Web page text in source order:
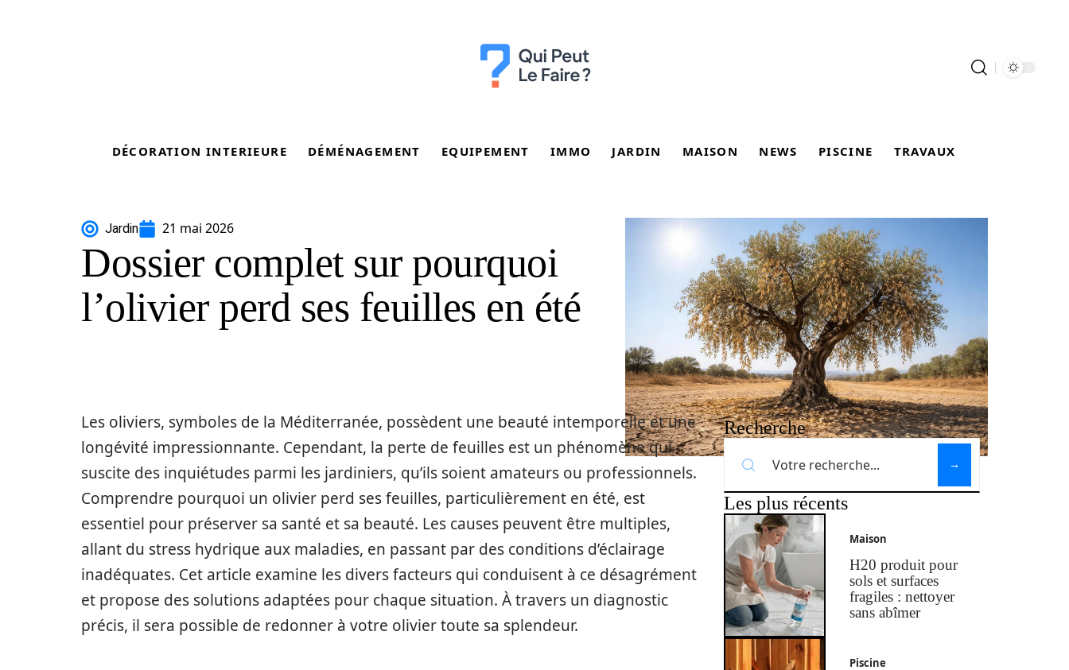
DÉCORATION INTERIEURE DÉMÉNAGEMENT EQUIPEMENT IMMO JARDIN MAISON NEWS PISCINE TRAVAUX
Jardin 21 mai 2026
Dossier complet sur pourquoi
l’olivier perd ses feuilles en été
Les oliviers, symboles de la Méditerranée, possèdent une beauté intemporelle et une
longévité impressionnante. Cependant, la perte de feuilles est un phénomène qui
suscite des inquiétudes parmi les jardiniers, qu’ils soient amateurs ou professionnels.
Comprendre pourquoi un olivier perd ses feuilles, particulièrement en été, est
essentiel pour préserver sa santé et sa beauté. Les causes peuvent être multiples,
allant du stress hydrique aux maladies, en passant par des conditions d’éclairage
inadéquates. Cet article examine les divers facteurs qui conduisent à ce désagrément
et propose des solutions adaptées pour chaque situation. À travers un diagnostic
précis, il sera possible de redonner à votre olivier toute sa splendeur.
Recherche
Les plus récents
Maison
H20 produit pour
sols et surfaces
fragiles : nettoyer
sans abîmer
Piscine